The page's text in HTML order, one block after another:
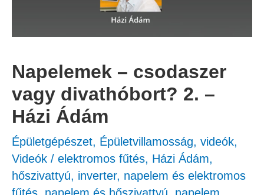
Napelemek – csodaszer
vagy divathóbort? 2. –
Házi Ádám
Épületgépészet, Épületvillamosság, videók,
Videók / elektromos fűtés, Házi Ádám,
hőszivattyú, inverter, napelem és elektromos
fűtés, napelem és hőszivattyú, napelem